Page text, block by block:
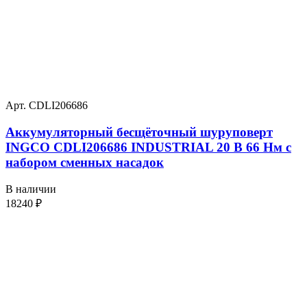
Арт. CDLI206686
Аккумуляторный бесщёточный шуруповерт
INGCO CDLI206686 INDUSTRIAL 20 В 66 Нм с
набором сменных насадок
В наличии
18240 ₽